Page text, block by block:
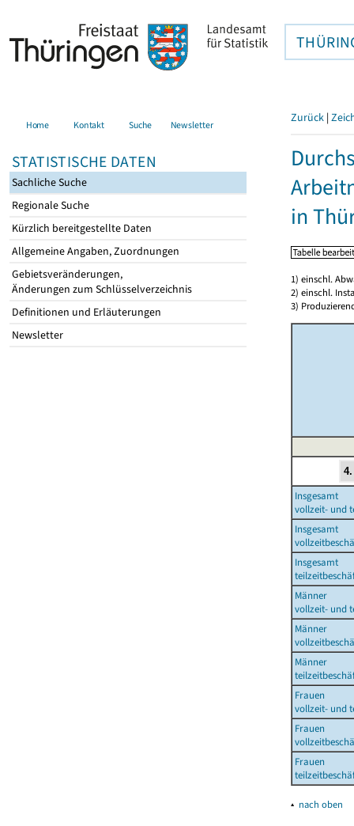
Home Kontakt Suche Newsletter
STATISTISCHE DATEN
Sachliche Suche
Regionale Suche
Kürzlich bereitgestellte Daten
Allgemeine Angaben, Zuordnungen
Gebietsveränderungen,
Änderungen zum Schlüsselverzeichnis
Definitionen und Erläuterungen
Newsletter
Zurück |
in
1) einschl.
2) einschl.
3)
Insgesamt
vollzeit- und
Insgesamt
Insgesamt
Männer
vollzeit- und
Männer
Männer
Frauen
vollzeit- und
Frauen
Frauen
▴ nach oben